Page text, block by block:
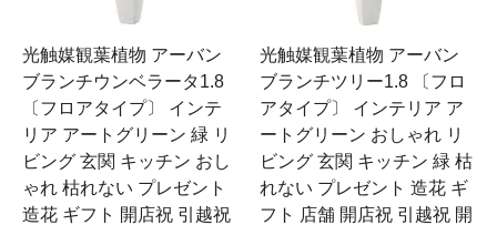
光触媒観葉植物 アーバン
ブランチウンベラータ1.8
〔フロアタイプ〕 インテ
リア アートグリーン 緑 リ
ビング 玄関 キッチン おし
ゃれ 枯れない プレゼント
造花 ギフト 開店祝 引越祝
光触媒観葉植物 アーバン
ブランチツリー1.8 〔フロ
アタイプ〕 インテリア ア
ートグリーン おしゃれ リ
ビング 玄関 キッチン 緑 枯
れない プレゼント 造花 ギ
フト 店舗 開店祝 引越祝 開